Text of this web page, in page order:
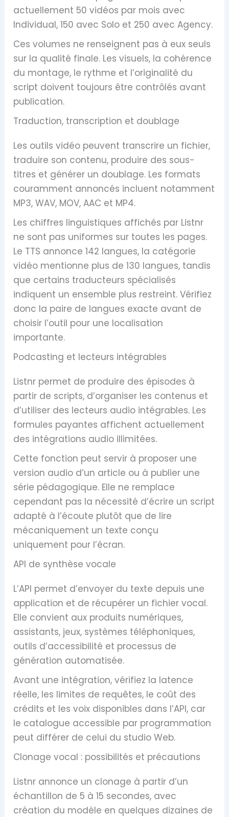
actuellement 50 vidéos par mois avec
Individual, 150 avec Solo et 250 avec Agency.
Ces volumes ne renseignent pas à eux seuls
sur la qualité finale. Les visuels, la cohérence
du montage, le rythme et l’originalité du
script doivent toujours être contrôlés avant
publication.
Traduction, transcription et doublage
Les outils vidéo peuvent transcrire un fichier,
traduire son contenu, produire des sous-
titres et générer un doublage. Les formats
couramment annoncés incluent notamment
MP3, WAV, MOV, AAC et MP4.
Les chiffres linguistiques affichés par Listnr
ne sont pas uniformes sur toutes les pages.
Le TTS annonce 142 langues, la catégorie
vidéo mentionne plus de 130 langues, tandis
que certains traducteurs spécialisés
indiquent un ensemble plus restreint. Vérifiez
donc la paire de langues exacte avant de
choisir l’outil pour une localisation
importante.
Podcasting et lecteurs intégrables
Listnr permet de produire des épisodes à
partir de scripts, d’organiser les contenus et
d’utiliser des lecteurs audio intégrables. Les
formules payantes affichent actuellement
des intégrations audio illimitées.
Cette fonction peut servir à proposer une
version audio d’un article ou à publier une
série pédagogique. Elle ne remplace
cependant pas la nécessité d’écrire un script
adapté à l’écoute plutôt que de lire
mécaniquement un texte conçu
uniquement pour l’écran.
API de synthèse vocale
L’API permet d’envoyer du texte depuis une
application et de récupérer un fichier vocal.
Elle convient aux produits numériques,
assistants, jeux, systèmes téléphoniques,
outils d’accessibilité et processus de
génération automatisée.
Avant une intégration, vérifiez la latence
réelle, les limites de requêtes, le coût des
crédits et les voix disponibles dans l’API, car
le catalogue accessible par programmation
peut différer de celui du studio Web.
Clonage vocal : possibilités et précautions
Listnr annonce un clonage à partir d’un
échantillon de 5 à 15 secondes, avec
création du modèle en quelques dizaines de